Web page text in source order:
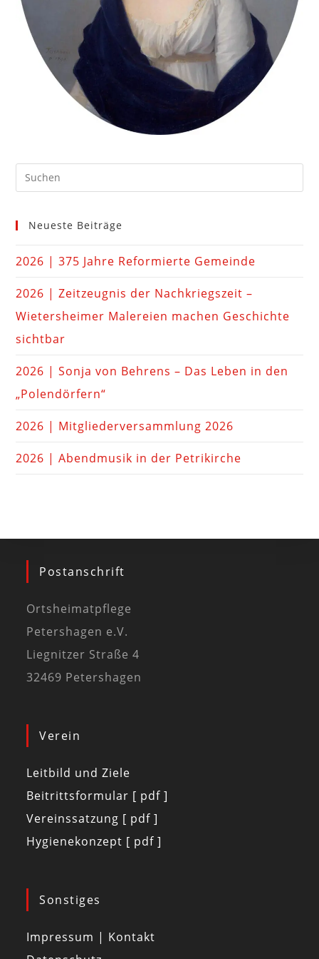
Neueste Beiträge
2026 | 375 Jahre Reformierte Gemeinde
2026 | Zeitzeugnis der Nachkriegszeit –
Wietersheimer Malereien machen Geschichte
sichtbar
2026 | Sonja von Behrens – Das Leben in den
„Polendörfern“
2026 | Mitgliederversammlung 2026
2026 | Abendmusik in der Petrikirche
Postanschrift
Ortsheimatpflege
Petershagen e.V.
Liegnitzer Straße 4
32469 Petershagen
Verein
Leitbild und Ziele
Beitrittsformular [ pdf ]
Vereinssatzung [ pdf ]
Hygienekonzept [ pdf ]
Sonstiges
Impressum | Kontakt